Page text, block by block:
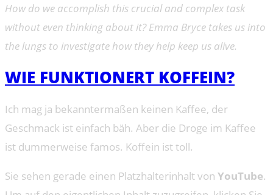
How do we accomplish this crucial and complex task
without even thinking about it? Emma Bryce takes us into
the lungs to investigate how they help keep us alive.
WIE FUNKTIONERT KOFFEIN?
Ich mag ja bekanntermaßen keinen Kaffee, der
Geschmack ist einfach bäh. Aber die Droge im Kaffee
ist dummerweise famos. Koffein ist toll.
Sie sehen gerade einen Platzhalterinhalt von YouTube.